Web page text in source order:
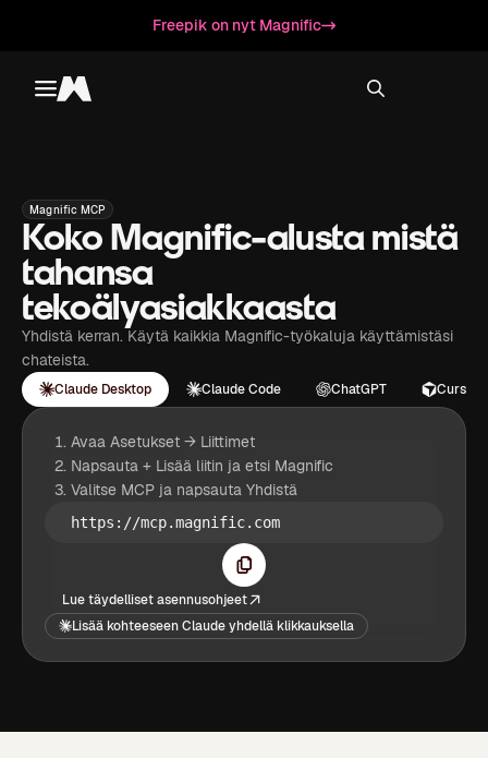
Freepik on nyt Magnific
Toggle menu
Magnific
Magnific MCP
Koko Magnific-alusta mistä
tahansa
tekoälyasiakkaasta
Yhdistä kerran. Käytä kaikkia Magnific-työkaluja käyttämistäsi
chateista.
Claude Desktop Claude Code ChatGPT Cursor
Avaa Asetukset → Liittimet
Napsauta + Lisää liitin ja etsi Magnific
Valitse MCP ja napsauta Yhdistä
https://mcp.magnific.com
Lue täydelliset asennusohjeet
Lisää kohteeseen Claude yhdellä klikkauksella